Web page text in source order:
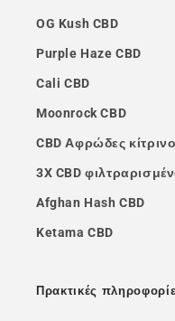
OG Kush CBD
Purple Haze CBD
Cali CBD
Moonrock CBD
CBD Αφρώδες κίτρινο
3X CBD
Afghan Hash CBD
Ketama CBD
Πρακτικές